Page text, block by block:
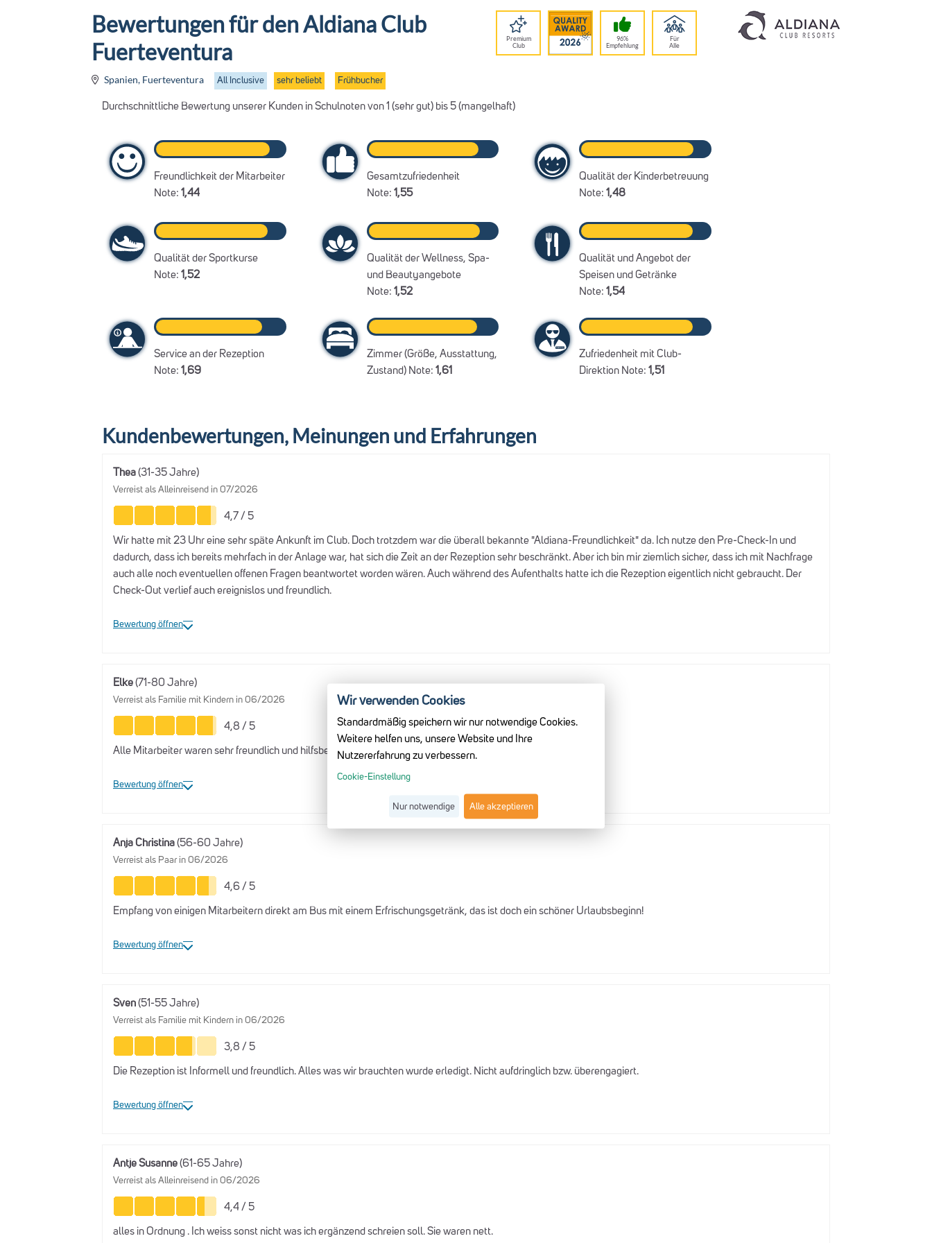
Bewertungen für den Aldiana Club
Fuerteventura
Spanien, Fuerteventura All Inclusive sehr beliebt Frühbucher
Premium
Club
96%
Empfehlung
Für
Alle
Durchschnittliche Bewertung unserer Kunden in Schulnoten von 1 (sehr gut) bis 5 (mangelhaft)
Freundlichkeit der Mitarbeiter
Note: 1,44
Gesamtzufriedenheit
Note: 1,55
Qualität der Kinderbetreuung
Note: 1,48
Qualität der Sportkurse
Note: 1,52
Qualität der Wellness, Spa-
und Beautyangebote
Note: 1,52
Qualität und Angebot der
Speisen und Getränke
Note: 1,54
Service an der Rezeption
Note: 1,69
Zimmer (Größe, Ausstattung,
Zustand) Note: 1,61
Zufriedenheit mit Club-
Direktion Note: 1,51
Kundenbewertungen, Meinungen und Erfahrungen
Thea(31-35 Jahre)
Verreist als Alleinreisend in 07/2026
4,7 / 5
Wir hatte mit 23 Uhr eine sehr späte Ankunft im Club. Doch trotzdem war die überall bekannte "Aldiana-Freundlichkeit" da. Ich nutze den Pre-Check-In und
dadurch, dass ich bereits mehrfach in der Anlage war, hat sich die Zeit an der Rezeption sehr beschränkt. Aber ich bin mir ziemlich sicher, dass ich mit Nachfrage
auch alle noch eventuellen offenen Fragen beantwortet worden wären. Auch während des Aufenthalts hatte ich die Rezeption eigentlich nicht gebraucht. Der
Check-Out verlief auch ereignislos und freundlich.
Bewertung öffnen
Elke(71-80 Jahre)
Verreist als Familie mit Kindern in 06/2026
4,8 / 5
Alle Mitarbeiter waren sehr freundlich und hilfsbereit. Alle Anliegen wurden prompt erledigt.
Bewertung öffnen
Anja Christina(56-60 Jahre)
Verreist als Paar in 06/2026
4,6 / 5
Empfang von einigen Mitarbeitern direkt am Bus mit einem Erfrischungsgetränk, das ist doch ein schöner Urlaubsbeginn!
Bewertung öffnen
Sven(51-55 Jahre)
Verreist als Familie mit Kindern in 06/2026
3,8 / 5
Die Rezeption ist Informell und freundlich. Alles was wir brauchten wurde erledigt. Nicht aufdringlich bzw. überengagiert.
Bewertung öffnen
Antje Susanne(61-65 Jahre)
Verreist als Alleinreisend in 06/2026
4,4 / 5
alles in Ordnung . Ich weiss sonst nicht was ich ergänzend schreien soll. Sie waren nett.
Wir verwenden Cookies
Standardmäßig speichern wir nur notwendige Cookies.
Weitere helfen uns, unsere Website und Ihre
Nutzererfahrung zu verbessern.
Cookie-Einstellung
Nur notwendige Alle akzeptieren